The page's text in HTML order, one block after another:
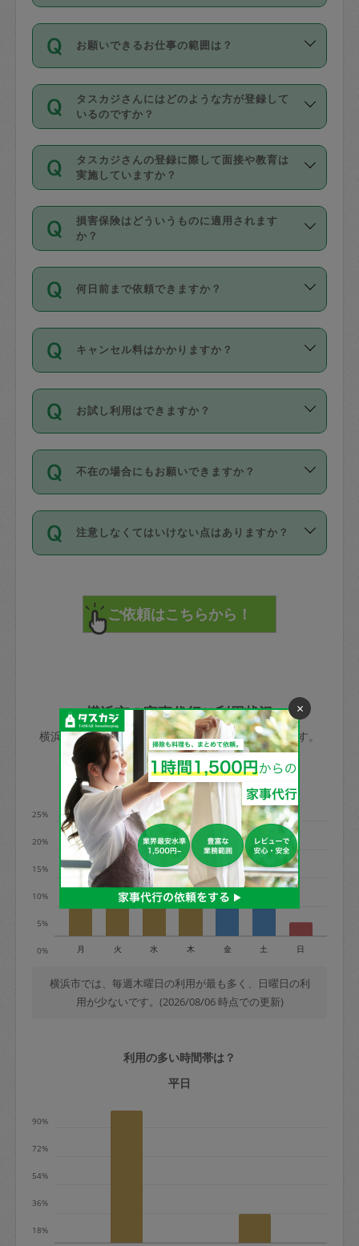
リカ、au WALLETなど）は支払にはご利
銀行振込や現金払いも対応していませ
なお、タスカジさんの交通費も、依頼料
金のご請求と合わせてお支払いとなりま
動計算で表示されます。
りに、一定数を超えたキャンセルは有償
（例：毎週定期の場合は３回以上のキャ
ンセルが有償（1200円、隔週定期の場合
は２回以上のキャンセルが有償（1200
ます。交通費の金額は「依頼の詳細」に
時間帯は3種類あります。いずれも１回あ
たり３時間です。
・ＡＭ ９時～１２時
・ＰＭ １３時～１６時
・夜 １８時～２１時
開始時間を２時間前後変更することが可
能です。依頼送信後、個別にタスカジさ
んにメッセージを送り調整してくださ
い。ただし、２時間を越えての調整はで
時間も被らない場合、損害保険の対象外
お願いできるお仕事の範囲は？
掃除、整理収納、洗濯、買い物、料理、
作り置きです。タスカジさんによってで
きる仕事の範囲が異なりますので、依頼
する前にタスカジさんのプロフィールで
確認してください。
基本的に、高所での作業や危険作業、屋
外での作業は対象外です。
タスカジさんにはどのような方が登録して
いるのですか？
主婦として長年の家事経験をお持ちの
方、栄養士・調理師といった資格者で保
育園や学校の給食やレストランで料理関
係の専門職に従事されていた方、日本で
すでにハウスキーパーや英語の先生とし
てお仕事をしているフィリピン出身の
社員など様々なバックグラウンドの方が
登録しています。
日本語も話せる方など様々です。
ールに記載していますので、各自の得意
を依頼してください。
タスカジさんの登録に際して面接や教育は
実施していますか？
応募の際に、各自事務局との面接と説明
を行っています。その後、身分証明書の
写真提出をしていただいています。外国
確認しています。タスカジさんトレーニ
ング動画を使ったセルフトレーニングの
現場トライアルを受け、合格したタスカ
ジさんが活動されています。
※テストセンターの講評は１件目のレビュ
参考
【詳細】タスカジさんの登録に際
損害保険はどういうものに適用されます
か？
依頼者とタスカジさんとの間でタスカジ
を通して成立した作業時間内での作業に
適用されます。作業範囲は、掃除、洗
です。作業中に物を壊したり、人にけが
をさせたりした場合が対象で、補償金額
す。
写真を撮り、
詳細FAQ：
損害賠償保険について教えて
何日前まで依頼できますか？
ご依頼は、現在を起点に3日後（72時間
以降）の日時から受付可能となっていま
す。
タスカジさんへ「募集」をかけることが
可能です。
キャンセル料はかかりますか？
キャンセル料には、以下の2種類がありま
す。
1. 直前キャンセル（定期、スポット契約
共通）
72時間を超える※と、以下のキャンセル
料が発生します。
直前キャンセル料：
72時間前〜24時間前＝依頼料金の50%
依頼者不在による当日キャンセル＝依頼
金額の100%＋交通費全額
※例：依頼日時／土曜日午前9時開始の場
合、水曜日午前9時以降はキャンセル料が
発生
水曜日9時〜金曜日9時まで＝依頼料金の
50%
金曜日9時～土曜日8時まで＝依頼金額の
＋交通費全額
依頼者不在による当日キャンセル＝依頼
金額の100%＋交通費全額
定期契約をキャンセルする場合、毎週定
期は月2回まで隔週定期は月1回までキャ
お試し利用はできますか？
「お試し利用」というメニューはありま
せんが、「一回のみ」依頼を活用するこ
とによって、気に入ったタスカジさんを
まず、条件の合う気になるタスカジさ
みてください。
その後、一番気に入ったタスカジさんに
不在の場合にもお願いできますか？
不在の場合の作業はタスカジさんの同意
が必要です。数回の依頼ののち、タスカ
ジさんと依頼者の間で十分な信頼関係が
てください。
不在時に部屋に入るためにタスカジさん
きた場合は損害保険の対象外となるので
ご注意ください。
注意しなくてはいけない点はありますか？
で、必ず鍵のかかるロッカーや金庫に入
れて依頼者の責任の元管理するよう心掛
けてください。
玉、など
あわせてこちらも参照ください：初めて
利用します。注意しなくてはいけない点
はありますか？
横浜市の家事代行ご利用状況
横浜市のタスカジの利用データを元に掲載しています。
利用の多い曜日は？
0%
5%
10%
15%
20%
25%
月 火 水 木 金 土 日
横浜市では、毎週木曜日の利用が最も多く、日曜日の利
用が少ないです。(2026/08/06 時点での更新)
利用の多い時間帯は？
平日
18%
36%
54%
72%
90%
×